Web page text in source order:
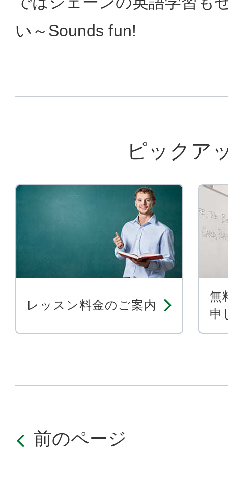
い～Sounds fun!
ピックア
レッスン料金のご案内
無
申
前のページ